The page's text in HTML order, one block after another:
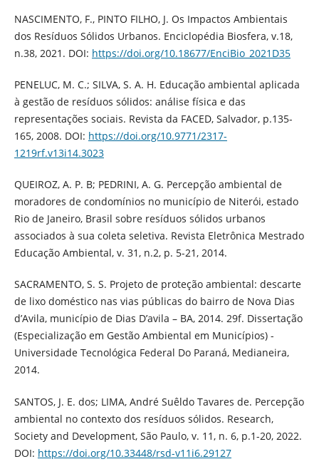
NASCIMENTO, F., PINTO FILHO, J. Os Impactos Ambientais
dos Resíduos Sólidos Urbanos. Enciclopédia Biosfera, v.18,
n.38, 2021. DOI: https://doi.org/10.18677/EnciBio_2021D35
PENELUC, M. C.; SILVA, S. A. H. Educação ambiental aplicada
à gestão de resíduos sólidos: análise física e das
representações sociais. Revista da FACED, Salvador, p.135-
165, 2008. DOI: https://doi.org/10.9771/2317-
1219rf.v13i14.3023
QUEIROZ, A. P. B; PEDRINI, A. G. Percepção ambiental de
moradores de condomínios no município de Niterói, estado
Rio de Janeiro, Brasil sobre resíduos sólidos urbanos
associados à sua coleta seletiva. Revista Eletrônica Mestrado
Educação Ambiental, v. 31, n.2, p. 5-21, 2014.
SACRAMENTO, S. S. Projeto de proteção ambiental: descarte
de lixo doméstico nas vias públicas do bairro de Nova Dias
d’Avila, município de Dias D’avila – BA, 2014. 29f. Dissertação
(Especialização em Gestão Ambiental em Municípios) -
Universidade Tecnológica Federal Do Paraná, Medianeira,
2014.
SANTOS, J. E. dos; LIMA, André Suêldo Tavares de. Percepção
ambiental no contexto dos resíduos sólidos. Research,
Society and Development, São Paulo, v. 11, n. 6, p.1-20, 2022.
DOI: https://doi.org/10.33448/rsd-v11i6.29127